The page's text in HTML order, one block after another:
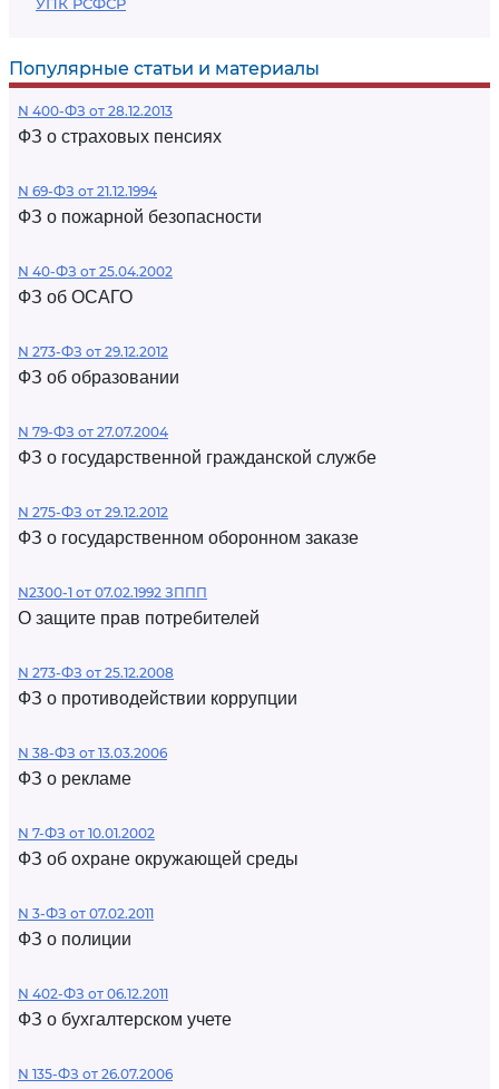
Популярные статьи и материалы
N 400-ФЗ от 28.12.2013
ФЗ о страховых пенсиях
N 69-ФЗ от 21.12.1994
ФЗ о пожарной безопасности
N 40-ФЗ от 25.04.2002
ФЗ об ОСАГО
N 273-ФЗ от 29.12.2012
ФЗ об образовании
N 79-ФЗ от 27.07.2004
ФЗ о государственной гражданской службе
N 275-ФЗ от 29.12.2012
ФЗ о государственном оборонном заказе
N2300-1 от 07.02.1992 ЗППП
О защите прав потребителей
N 273-ФЗ от 25.12.2008
ФЗ о противодействии коррупции
N 38-ФЗ от 13.03.2006
ФЗ о рекламе
N 7-ФЗ от 10.01.2002
ФЗ об охране окружающей среды
N 3-ФЗ от 07.02.2011
ФЗ о полиции
N 402-ФЗ от 06.12.2011
ФЗ о бухгалтерском учете
N 135-ФЗ от 26.07.2006